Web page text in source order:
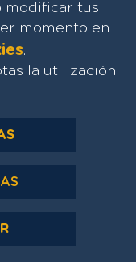
modificar tus
momento en
.
la utilización